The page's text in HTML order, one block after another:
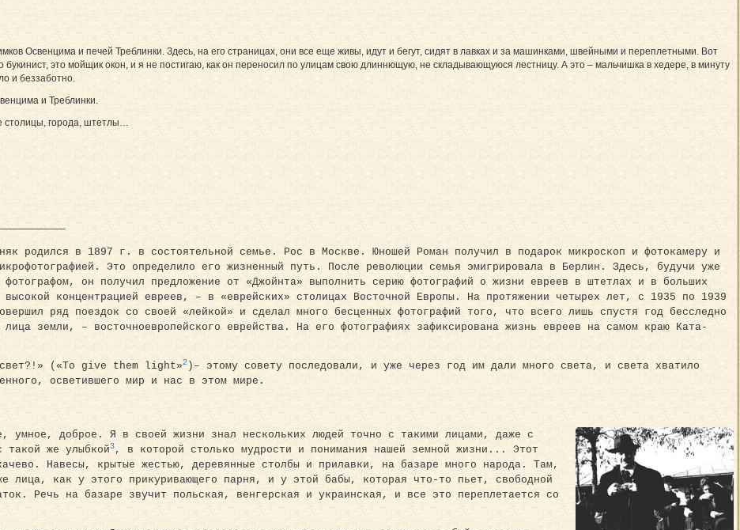
Освенцима и печей Треблинки. Здесь, на его страницах, они все еще живы, идут и бегут, сидят в лавках и за машинками, швейными и переплетными. Вот
букинист, это мойщик окон, и я не постигаю, как он переносил по улицам свою длиннющую, не складывающуюся лестницу. А это – мальчишка в хедере, в минуту
и беззаботно.
и Треблинки.
столицы, города, штетлы…
родился в 1897 г. в состоятельной семье. Рос в Москве. Юношей Роман получил в подарок микроскоп и фотокамеру и
Это определило его жизненный путь. После революции семья эмигрировала в Берлин. Здесь, будучи уже
фотографом, он получил предложение от «Джойнта» выполнить серию фотографий о жизни евреев в штетлах и в больших
высокой концентрацией евреев, – в «еврейских» столицах Восточной Европы. На протяжении четырех лет, с 1935 по 1939
ряд поездок со своей «лейкой» и сделал много бесценных фотографий того, что всего лишь спустя год бесследно
лица земли, – восточноевропейского еврейства. На его фотографиях зафиксирована жизнь евреев на самом краю Ката­
(«To give them light»2)– этому совету после­­довали, и уже через год им дали много света, и света хватило
осветившего мир и нас в этом мире.
умное, доброе. Я в своей жизни знал нескольких людей точно с такими лицами, даже с
такой же улыбкой3, в которой столько мудрости и понимания нашей земной жизни... Этот
Навесы, крытые жестью, деревянные столбы и прилавки, на базаре много народа. Там,
лица, как у этого прикуривающего парня, и у этой бабы, которая что-то пьет, свободной
Речь на базаре звучит польская, венгерская и украинская, и все это переплетается со